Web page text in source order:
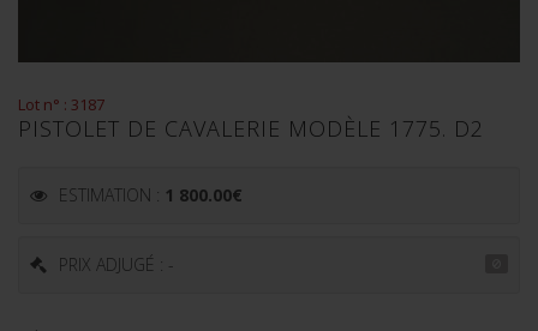
Lot n° : 3187
PISTOLET DE CAVALERIE MODÈLE 1775. D2
ESTIMATION : 1 800.00€
PRIX ADJUGÉ : -